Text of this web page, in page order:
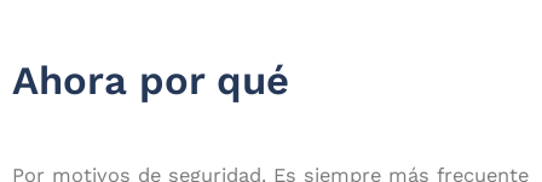
Ahora por qué
Por motivos de seguridad. Es siempre más frecuente